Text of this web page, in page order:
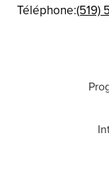
Téléphone:(519)